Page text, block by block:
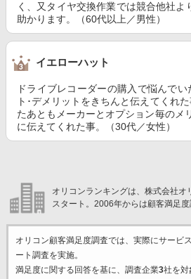
く、又タイヤ交換作業では競合他社よ
助かります。（60代以上／男性）
イエローハット
ドライブレコーダーの購入で悩んで
ト･デメリットをきちんと伝えてくれ
たあともメーカーとオプション毎のメ
に伝えてくれた事。（30代／女性）
オリコンランキングは、株式会社オ
スタート。2006年からは顧客満足度
オリコン顧客満足度調査では、実際にサービ
ート調査を実施。
満足度に関する回答を基に、調査企業3社を対